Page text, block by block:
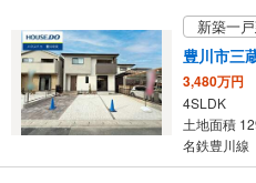
け
取
る
・
条
新築一
豊川市三
3,480万円
4SLDK
土地面積
名鉄豊川線